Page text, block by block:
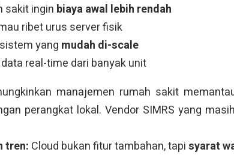
sakit ingin biaya awal lebih rendah
ribet urus server fisik
yang mudah di-scale
real-time dari banyak unit
manajemen rumah sakit
perangkat lokal. Vendor SIMRS yang
tren: Cloud bukan fitur tambahan, tapisyarat